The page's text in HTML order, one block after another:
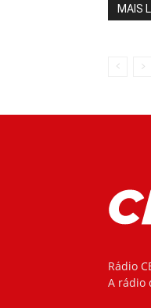
MAIS
Rádio
A rádio